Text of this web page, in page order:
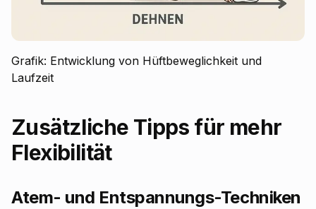
Grafik: Entwicklung von Hüftbeweglichkeit und
Laufzeit
Zusätzliche Tipps für mehr
Flexibilität
Atem- und Entspannungs-Techniken